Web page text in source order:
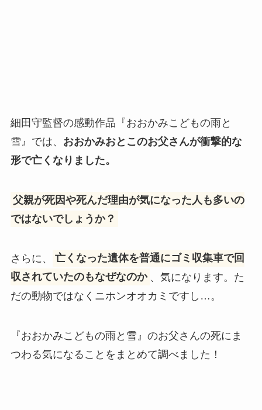
細田守監督の感動作品『おおかみこどもの雨と
雪』では、 おおかみおとこのお父さんが衝撃的な
形で亡くなりました。
父親が死因や死んだ理由が気になった人も多いの
ではないでしょうか？
さらに、
亡くなった遺体を普通にゴミ収集車で回
収されていたのもなぜなのか 、気になります。た
だの動物ではなくニホンオオカミですし…。
『おおかみこどもの雨と雪』のお父さんの死にま
つわる気になることをまとめて調べました！